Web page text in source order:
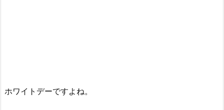
ホワイトデーですよね。